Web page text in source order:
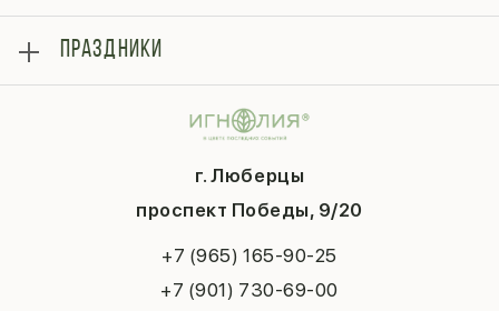
г. Люберцы
проспект Победы, 9/20
+7 (965) 165-90-25
+7 (901) 730-69-00
Отзывы
Блог
Гарантии
Контакты
Публичная оферта
Букеты
Композиции
ПРАЗДНИКИ
Последний звонок